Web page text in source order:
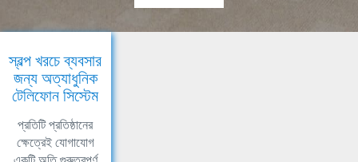
স্বল্প খরচে ব্যবসার
জন্য অত্যাধুনিক
টেলিফোন সিস্টেম
প্রতিটি প্রতিষ্ঠানের
ক্ষেত্রেই যোগাযোগ